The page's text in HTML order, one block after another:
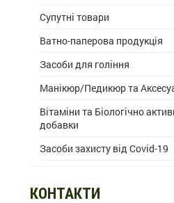
Супутні товари
Ватно-паперова продукція
Засоби для гоління
Манікюр/Педикюр та
Вітаміни та Біологічно
добавки
Засоби захисту від Covid-19
КОНТАКТИ